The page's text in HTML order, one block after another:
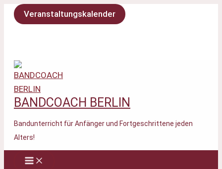
Zum
Inhalt
Veranstaltungskalender
BANDCOACH BERLIN
Bandunterricht für Anfänger und Fortgeschrittene jeden
Alters!